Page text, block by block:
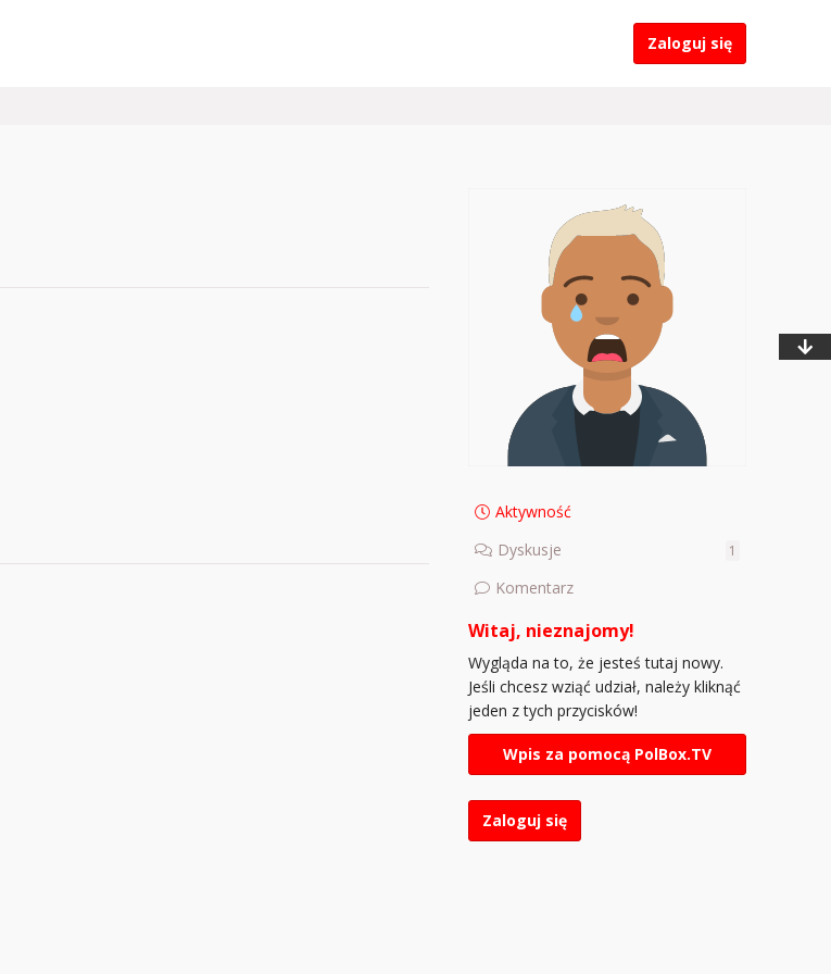
Zaloguj się
Aktywność
Dyskusje
1
Komentarz
Witaj, nieznajomy!
Wygląda na to, że jesteś tutaj nowy.
Jeśli chcesz wziąć udział, należy kliknąć
jeden z tych przycisków!
Wpis za pomocą PolBox.TV
Zaloguj się